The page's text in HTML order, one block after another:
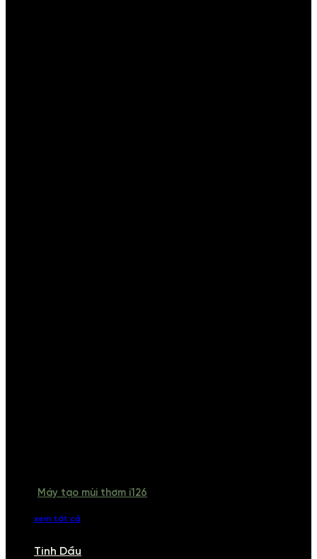
Máy tạo mùi thơm i126
xem tất cả
Tinh Dầu